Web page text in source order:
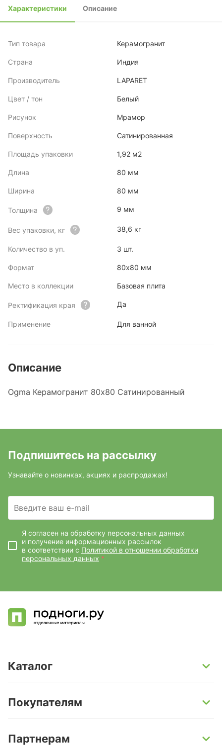
Характеристики Описание
Тип товара Керамогранит
Страна Индия
Производитель LAPARET
Цвет / тон Белый
Рисунок Мрамор
Поверхность Сатинированная
Площадь упаковки 1,92 м2
Длина 80 мм
Ширина 80 мм
Толщина 9 мм
Вес упаковки, кг 38,6 кг
Количество в уп. 3 шт.
Формат 80x80 мм
Место в коллекции Базовая плита
Ректификация края Да
Применение Для ванной
Описание
Ogma Керамогранит 80х80 Сатинированный
Подпишитесь на рассылку
Узнавайте о новинках, акциях и распродажах!
Введите ваш e-mail
Я согласен на обработку персональных данных
и получение информационных рассылок
в соответствии с Политикой в отношении обработки
персональных данных *
Каталог
Кварц-винил и LVT-плитка
Ламинат
Покупателям
Условия доставки
Партнерам